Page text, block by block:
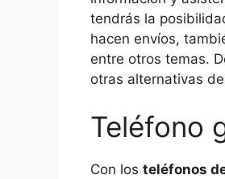
tendrás la
hacen envíos,
entre otros temas.
otras alternativas
Teléfono
Con los teléfonos